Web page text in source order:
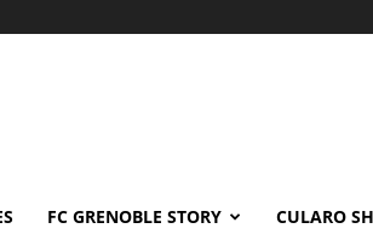
FC GRENOBLE STORY CULARO